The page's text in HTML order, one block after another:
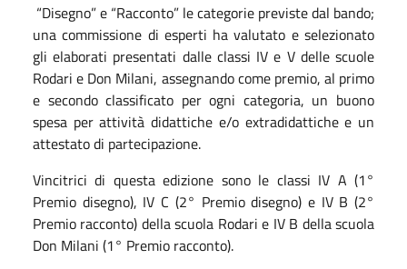
“Disegno” e “Racconto” le categorie previste dal bando;
una commissione di esperti ha valutato e selezionato
gli elaborati presentati dalle classi IV e V delle scuole
Rodari e Don Milani, assegnando come premio, al primo
e secondo classificato per ogni categoria, un buono
spesa per attività didattiche e/o extradidattiche e un
attestato di partecipazione.
Vincitrici di questa edizione sono le classi IV A (1°
Premio disegno), IV C (2° Premio disegno) e IV B (2°
Premio racconto) della scuola Rodari e IV B della scuola
Don Milani (1° Premio racconto).